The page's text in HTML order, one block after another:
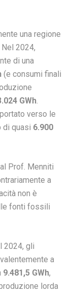
una regione
2024,
di una
(e consumi finali
GWh.
verso le
di quasi 6.900
Prof. Menniti
a
non è
fonti fossili
2024, gli
a
9.481,5 GWh,
lorda